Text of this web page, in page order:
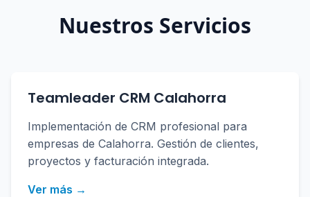
Nuestros Servicios
Teamleader CRM Calahorra
Implementación de CRM profesional para
empresas de Calahorra. Gestión de clientes,
proyectos y facturación integrada.
Ver más →